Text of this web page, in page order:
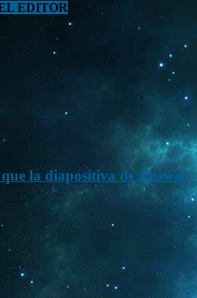
EDITOR
la diapositiva de Roswell